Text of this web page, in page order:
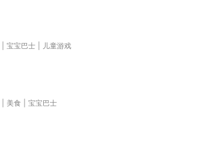
宝宝巴士
儿童游戏
美食
宝宝巴士